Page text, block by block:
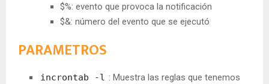
$%: evento que provoca la notificación
$&: número del evento que se ejecutó
PARAMETROS
incrontab -l : Muestra las reglas que tenemos